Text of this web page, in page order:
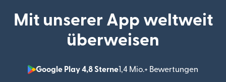
Mit unserer App weltweit
überweisen
Google Play 4,8 Sterne1,4 Mio.+ Bewertungen